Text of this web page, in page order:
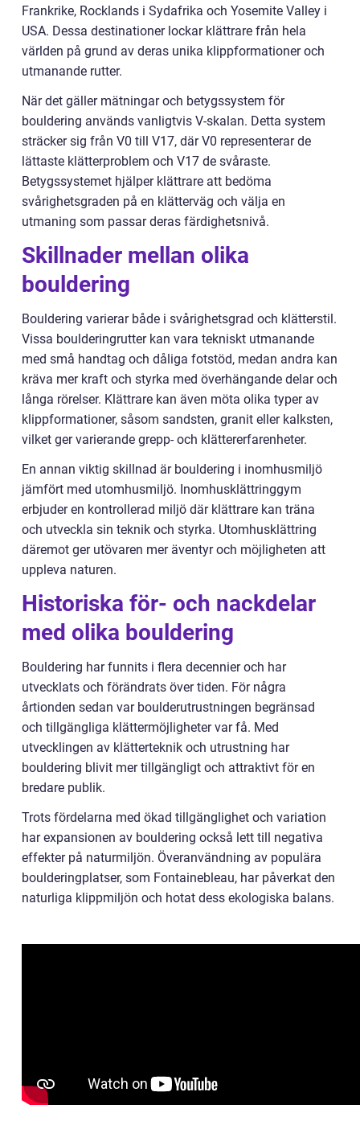
Frankrike, Rocklands i Sydafrika och Yosemite Valley i
USA. Dessa destinationer lockar klättrare från hela
världen på grund av deras unika klippformationer och
utmanande rutter.
När det gäller mätningar och betygssystem för
bouldering används vanligtvis V-skalan. Detta system
sträcker sig från V0 till V17, där V0 representerar de
lättaste klätterproblem och V17 de svåraste.
Betygssystemet hjälper klättrare att bedöma
svårighetsgraden på en klätterväg och välja en
utmaning som passar deras färdighetsnivå.
Skillnader mellan olika
bouldering
Bouldering varierar både i svårighetsgrad och klätterstil.
Vissa boulderingrutter kan vara tekniskt utmanande
med små handtag och dåliga fotstöd, medan andra kan
kräva mer kraft och styrka med överhängande delar och
långa rörelser. Klättrare kan även möta olika typer av
klippformationer, såsom sandsten, granit eller kalksten,
vilket ger varierande grepp- och klättererfarenheter.
En annan viktig skillnad är bouldering i inomhusmiljö
jämfört med utomhusmiljö. Inomhusklättringgym
erbjuder en kontrollerad miljö där klättrare kan träna
och utveckla sin teknik och styrka. Utomhusklättring
däremot ger utövaren mer äventyr och möjligheten att
uppleva naturen.
Historiska för- och nackdelar
med olika bouldering
Bouldering har funnits i flera decennier och har
utvecklats och förändrats över tiden. För några
årtionden sedan var boulderutrustningen begränsad
och tillgängliga klättermöjligheter var få. Med
utvecklingen av klätterteknik och utrustning har
bouldering blivit mer tillgängligt och attraktivt för en
bredare publik.
Trots fördelarna med ökad tillgänglighet och variation
har expansionen av bouldering också lett till negativa
effekter på naturmiljön. Överanvändning av populära
boulderingplatser, som Fontainebleau, har påverkat den
naturliga klippmiljön och hotat dess ekologiska balans.